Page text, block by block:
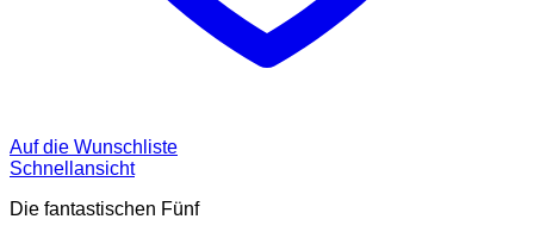
Auf die Wunschliste
Schnellansicht
Die fantastischen Fünf